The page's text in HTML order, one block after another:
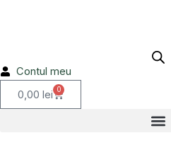
Contul meu
0,00 lei 0
Cart